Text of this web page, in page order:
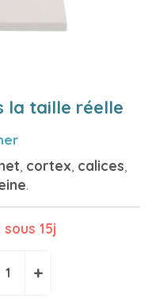
la taille réelle
cortex calices
.
15j
+